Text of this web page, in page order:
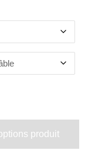
produit